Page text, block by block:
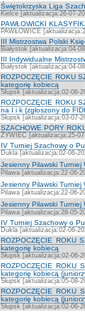
Świętokrzyska Liga
Kielce [aktualizacja:26-07-
PAWŁOWICKI
PAWŁOWICE
III Mistrzostwa Polski
Białystok [aktualizacja:04-
III Indywidualne
Białystok [aktualizacja:04-
ROZPOCZĘCIE ROKU
kategorię kobiecą
Słupsk [aktualizacja:02-06-
ROZPOCZĘCIE ROKU
na I i k (zgłoszony do
Słupsk [aktualizacja:03-07-
SZACHOWE PORY
ŻYWIEC [aktualizacja:25-
IV Turniej Szachowy o
Dukla [aktualizacja:02-06-
Jesienny Pilawski
Pilawa [aktualizacja:22-06-
Jesienny Pilawski
Pilawa [aktualizacja:22-06-
Jesienny Pilawski
Pilawa [aktualizacja:28-05-
IV Turniej Szachowy o
Dukla [aktualizacja:02-06-
ROZPOCZĘCIE ROKU
kategorię kobiecą
Słupsk [aktualizacja:02-06-
ROZPOCZĘCIE ROKU
kategorię kobiecą
Słupsk [aktualizacja:05-08-
ROZPOCZĘCIE ROKU
kategorię kobiecą
Słupsk [aktualizacja:02-06-